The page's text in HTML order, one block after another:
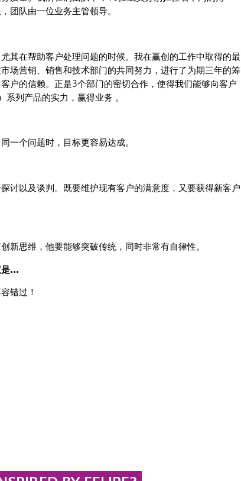
团队由一位业务主管领导。
其在帮助客户处理问题的时候。我在赢创的工作中取得的最
场营销、销售和技术部门的共同努力，进行了为期三年的筹
户的信赖。正是3个部门的密切合作，使得我们能够向客户
系列产品的实力，赢得业务 。
一个问题时，目标更容易达成。
讨以及谈判。既要维护现有客户的满意度，又要获得新客户
新思维，他要能够突破传统，同时非常有自律性。
是…
错过！